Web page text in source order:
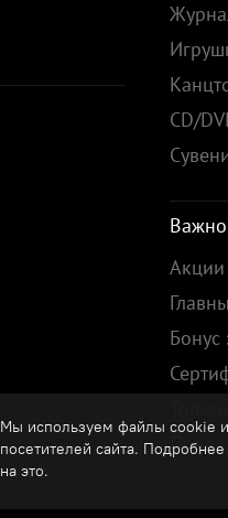
Мы используем файлы cookie и
посетителей сайта. Подробнее
на это.
CD/
Важно
Акции
Бонус